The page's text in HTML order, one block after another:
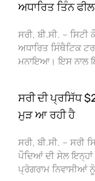
ਅਧਾਰਿਤ ਤਿੰਨ
ਸਰੀ, ਬੀ.ਸੀ. –
ਅਧਾਰਿਤ ਸਿੰਥੈਟਿਕ
ਮਨਾਇਆ। ਇਸ ਨਾਲ
ਸਰੀ ਦੀ ਪ੍ਰਸਿੱਧ
ਮੁੜ ਆ ਰਹੀ ਹੈ
ਸਰੀ, ਬੀ.ਸੀ. – ਸਰੀ
ਪੌਦਿਆਂ ਦੀ ਸੇਲ
ਪ੍ਰੋਗਰਾਮ ਨਿਵਾਸੀਆਂ